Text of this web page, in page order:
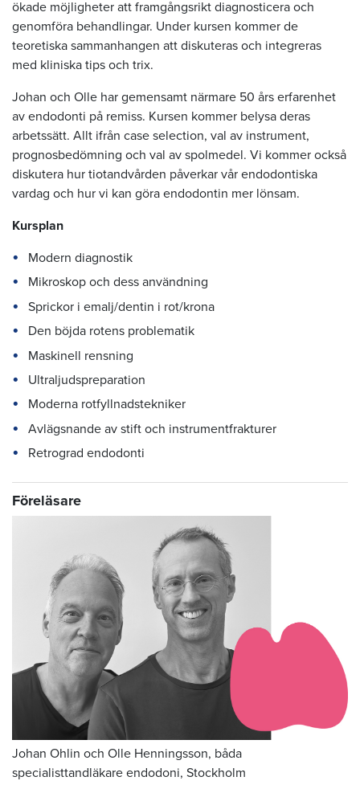
ökade möjligheter att framgångsrikt diagnosticera och
genomföra behandlingar. Under kursen kommer de
teoretiska sammanhangen att diskuteras och integreras
med kliniska tips och trix.
Johan och Olle har gemensamt närmare 50 års erfarenhet
av endodonti på remiss. Kursen kommer belysa deras
arbetssätt. Allt ifrån case selection, val av instrument,
prognosbedömning och val av spolmedel. Vi kommer också
diskutera hur tiotandvården påverkar vår endodontiska
vardag och hur vi kan göra endodontin mer lönsam.
Kursplan
Modern diagnostik
Mikroskop och dess användning
Sprickor i emalj/dentin i rot/krona
Den böjda rotens problematik
Maskinell rensning
Ultraljudspreparation
Moderna rotfyllnadstekniker
Avlägsnande av stift och instrumentfrakturer
Retrograd endodonti
Föreläsare
Johan Ohlin och Olle Henningsson, båda
specialisttandläkare endodoni, Stockholm